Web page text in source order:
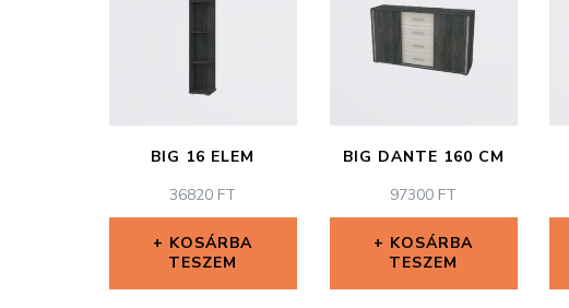
BIG 16 ELEM
36820 FT
KOSÁRBA
TESZEM
BIG DANTE 160 CM
97300 FT
KOSÁRBA
TESZEM